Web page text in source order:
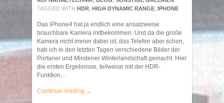
TAGGED WITH HDR HIGH DYNAMIC RANGE IPHONE
Das iPhone4 hat ja endlich eine ansatzweise
brauchbare Kamera mitbekommen. Und da die große
Kamera nicht immer dabei ist, das Telefon aber schon,
hab ich in den letzten Tagen verschiedene Bilder der
Portaner und Mindener Winterlandschaft gemacht. Hier
die ersten Ergebnisse, teilweise mit der HDR-
Funktion…
Continue reading →